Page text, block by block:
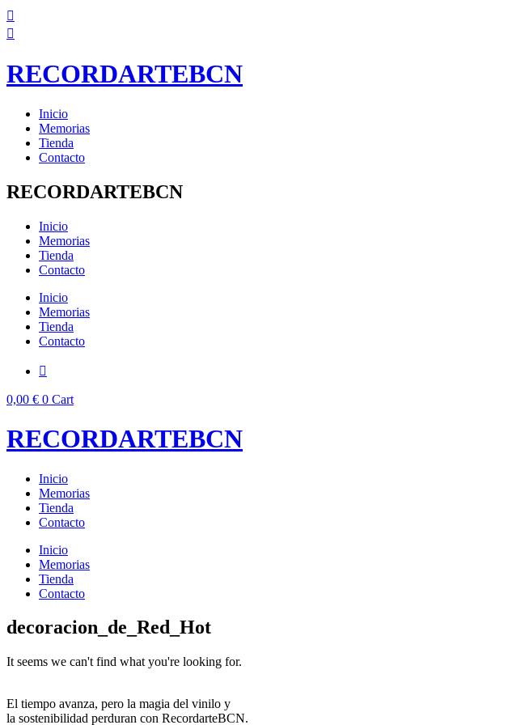
Ir
al
contenido
RECORDARTEBCN
Inicio
Memorias
Tienda
Contacto
RECORDARTEBCN
Inicio
Memorias
Tienda
Contacto
Inicio
Memorias
Tienda
Contacto
0,00 € 0 Cart
RECORDARTEBCN
Inicio
Memorias
Tienda
Contacto
Inicio
Memorias
Tienda
Contacto
decoracion_de_Red_Hot
It seems we can't find what you're looking for.
El tiempo avanza, pero la magia del vinilo y
la sostenibilidad perduran con RecordarteBCN.